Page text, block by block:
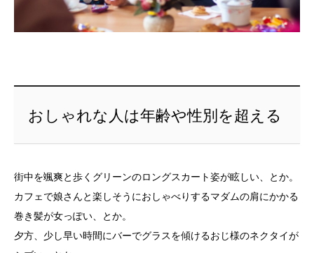
おしゃれな人は年齢や性別を超える
街中を颯爽と歩くグリーンのロングスカート姿が眩しい、とか。
カフェで娘さんと楽しそうにおしゃべりするマダムの肩にかかる
巻き髪が女っぽい、とか。
夕方、少し早い時間にバーでグラスを傾けるおじ様のネクタイが